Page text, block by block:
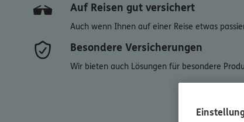
Auf Reisen gut versichert
Auch wenn Ihnen auf einer Reise etwas
Besondere Versicherungen
Wir bieten auch Lösungen für besondere